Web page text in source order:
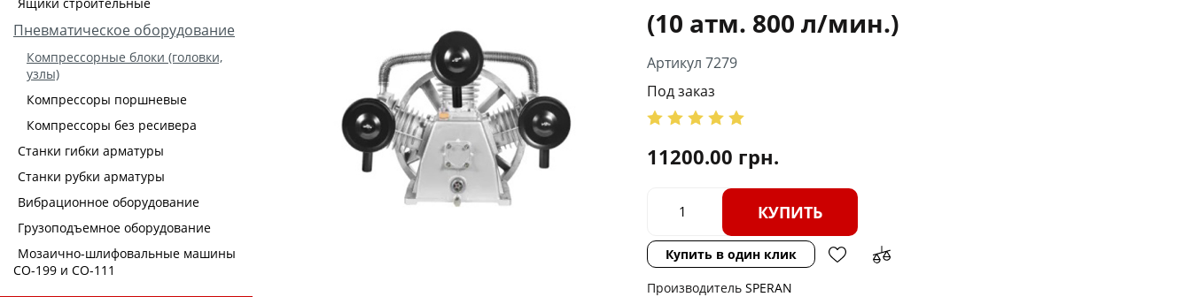
Пневматическое оборудование
Компрессорные блоки (головки,
узлы)
Компрессоры поршневые
Компрессоры без ресивера
Станки гибки арматуры
Станки рубки арматуры
Вибрационное оборудование
Грузоподъемное оборудование
Мозаично-шлифовальные машины
СО-199 и СО-111
(10 атм. 800 л/мин.)
Артикул 7279
Под заказ
11200.00 грн.
КУПИТЬ
Купить в один клик
Производитель SPERAN